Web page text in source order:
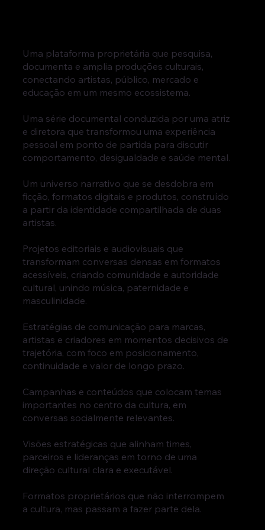
Uma plataforma proprietária que pesquisa,
documenta e amplia produções culturais,
conectando artistas, público, mercado e
educação em um mesmo ecossistema.
Uma série documental conduzida por uma atriz
e diretora que transformou uma experiência
pessoal em ponto de partida para discutir
comportamento, desigualdade e saúde mental.
Um universo narrativo que se desdobra em
ficção, formatos digitais e produtos, construído
a partir da identidade compartilhada de duas
artistas.
Projetos editoriais e audiovisuais que
transformam conversas densas em formatos
acessíveis, criando comunidade e autoridade
cultural, unindo música, paternidade e
masculinidade.
Estratégias de comunicação para marcas,
artistas e criadores em momentos decisivos de
trajetória, com foco em posicionamento,
continuidade e valor de longo prazo.
Campanhas e conteúdos que colocam temas
importantes no centro da cultura, em
conversas socialmente relevantes.
Visões estratégicas que alinham times,
parceiros e lideranças em torno de uma
direção cultural clara e executável.
Formatos proprietários que não interrompem
a cultura, mas passam a fazer parte dela.